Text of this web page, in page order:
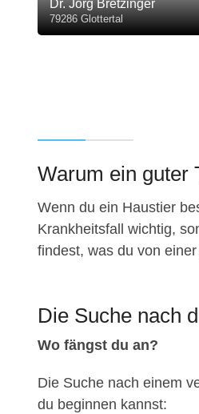
Dr. Jörg Bretzinger
79286 Glottertal
Warum ein guter
Wenn du ein Haustier
Krankheitsfall wichtig,
findest, was du von
Die Suche nach
Wo fängst du an?
Die Suche nach einem
du beginnen kannst: